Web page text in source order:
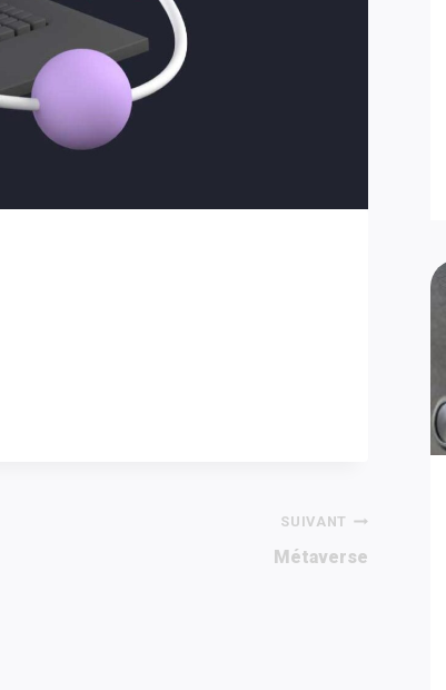
SUIVANT
Métaverse